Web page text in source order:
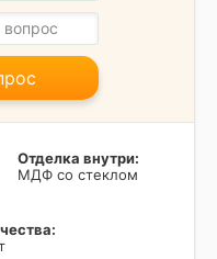
Отделка внутри:
МДФ со стеклом